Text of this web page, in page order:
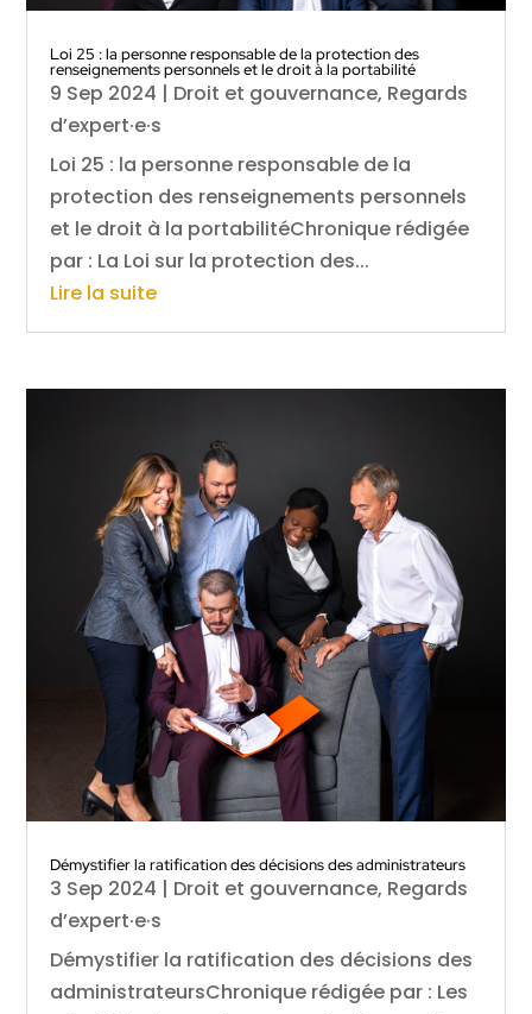
Loi 25 : la personne responsable de la protection des
renseignements personnels et le droit à la portabilité
9 Sep 2024 | Droit et gouvernance, Regards
d’expert·e·s
Loi 25 : la personne responsable de la
protection des renseignements personnels
et le droit à la portabilitéChronique rédigée
par : La Loi sur la protection des...
Lire la suite
Démystifier la ratification des décisions des administrateurs
3 Sep 2024 | Droit et gouvernance, Regards
d’expert·e·s
Démystifier la ratification des décisions des
administrateursChronique rédigée par : Les